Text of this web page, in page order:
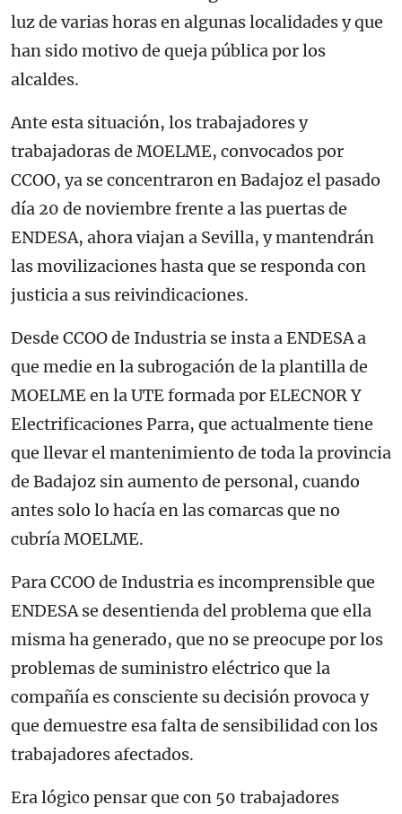
luz de varias horas en algunas localidades y que
han sido motivo de queja pública por los
alcaldes.
Ante esta situación, los trabajadores y
trabajadoras de MOELME, convocados por
CCOO, ya se concentraron en Badajoz el pasado
día 20 de noviembre frente a las puertas de
ENDESA, ahora viajan a Sevilla, y mantendrán
las movilizaciones hasta que se responda con
justicia a sus reivindicaciones.
Desde CCOO de Industria se insta a ENDESA a
que medie en la subrogación de la plantilla de
MOELME en la UTE formada por ELECNOR Y
Electrificaciones Parra, que actualmente tiene
que llevar el mantenimiento de toda la provincia
de Badajoz sin aumento de personal, cuando
antes solo lo hacía en las comarcas que no
cubría MOELME.
Para CCOO de Industria es incomprensible que
ENDESA se desentienda del problema que ella
misma ha generado, que no se preocupe por los
problemas de suministro eléctrico que la
compañía es consciente su decisión provoca y
que demuestre esa falta de sensibilidad con los
trabajadores afectados.
Era lógico pensar que con 50 trabajadores